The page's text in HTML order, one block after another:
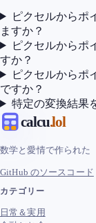
ピクセルからポ
ますか？
ピクセルからポ
すか？
ピクセルからポ
ですか？
特定の変換結果
calcu.lol
数学と愛情で作られた
GitHub のソースコード
カテゴリー
日常＆実用